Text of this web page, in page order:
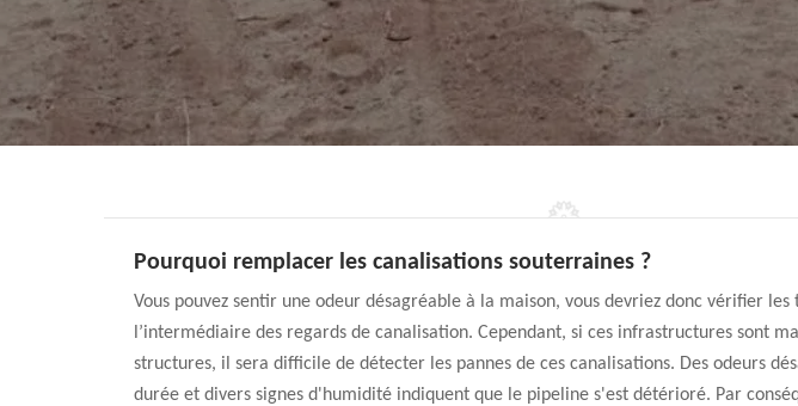
Pourquoi remplacer les canalisations souterraines ?
Vous pouvez sentir une odeur désagréable à la maison, vous devriez donc vérifier
l’intermédiaire des regards de canalisation. Cependant, si ces infrastructures sont
structures, il sera difficile de détecter les pannes de ces canalisations. Des odeurs
durée et divers signes d'humidité indiquent que le pipeline s'est détérioré. Par